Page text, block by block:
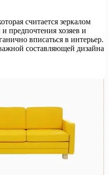
считается зеркалом
предпочтения хозяев и
вписаться в интерьер.
составляющей дизайна